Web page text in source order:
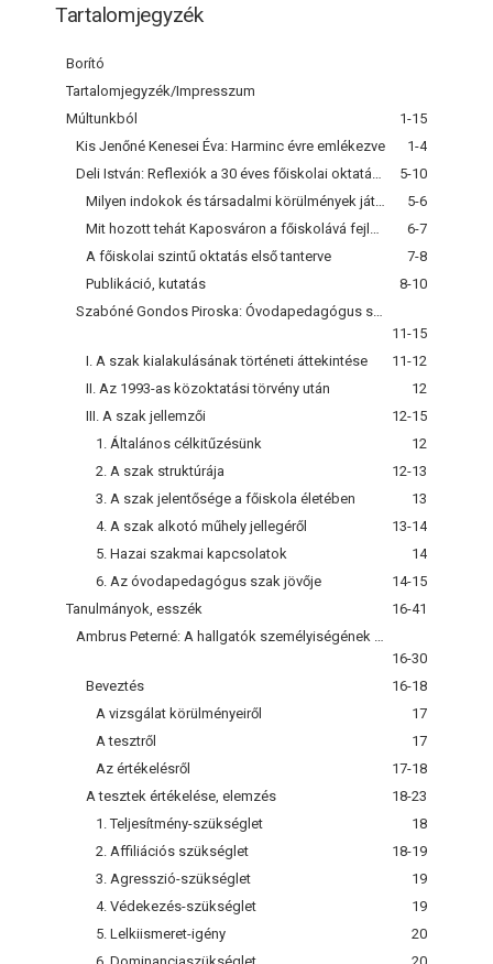
Tartalomjegyzék
Borító
Tartalomjegyzék/Impresszum
Múltunkból
1-15
Kis Jenőné Kenesei Éva: Harminc évre emlékezve
1-4
5-10
5-6
6-7
A főiskolai szintű oktatás első tanterve
7-8
Publikáció, kutatás
8-10
11-15
I. A szak kialakulásának történeti áttekintése
11-12
II. Az 1993-as közoktatási törvény után
12
III. A szak jellemzői
12-15
1. Általános célkitűzésünk
12
2. A szak struktúrája
12-13
3. A szak jelentősége a főiskola életében
13
4. A szak alkotó műhely jellegéről
13-14
5. Hazai szakmai kapcsolatok
14
6. Az óvodapedagógus szak jövője
14-15
Tanulmányok, esszék
16-41
16-30
Beveztés
16-18
A vizsgálat körülményeiről
17
A tesztről
17
Az értékelésről
17-18
A tesztek értékelése, elemzés
18-23
1. Teljesítmény-szükséglet
18
2. Affiliációs szükséglet
18-19
3. Agresszió-szükséglet
19
4. Védekezés-szükséglet
19
5. Lelkiismeret-igény
20